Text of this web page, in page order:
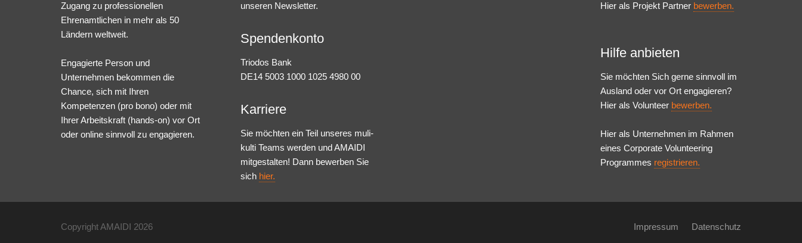
Zugang zu professionellen
Ehrenamtlichen in mehr als 50
Ländern weltweit.
Engagierte Person und
Unternehmen bekommen die
Chance, sich mit Ihren
Kompetenzen (pro bono) oder mit
Ihrer Arbeitskraft (hands-on) vor Ort
oder online sinnvoll zu engagieren.
unseren Newsletter.
Spendenkonto
Triodos Bank
DE14 5003 1000 1025 4980 00
Karriere
Sie möchten ein Teil unseres muli-
kulti Teams werden und AMAIDI
mitgestalten! Dann bewerben Sie
sich hier.
Hier als Projekt Partner bewerben.
Hilfe anbieten
Sie möchten Sich gerne sinnvoll im
Ausland oder vor Ort engagieren?
Hier als Volunteer bewerben.
Hier als Unternehmen im Rahmen
eines Corporate Volunteering
Programmes registrieren.
Copyright AMAIDI 2026 Impressum Datenschutz